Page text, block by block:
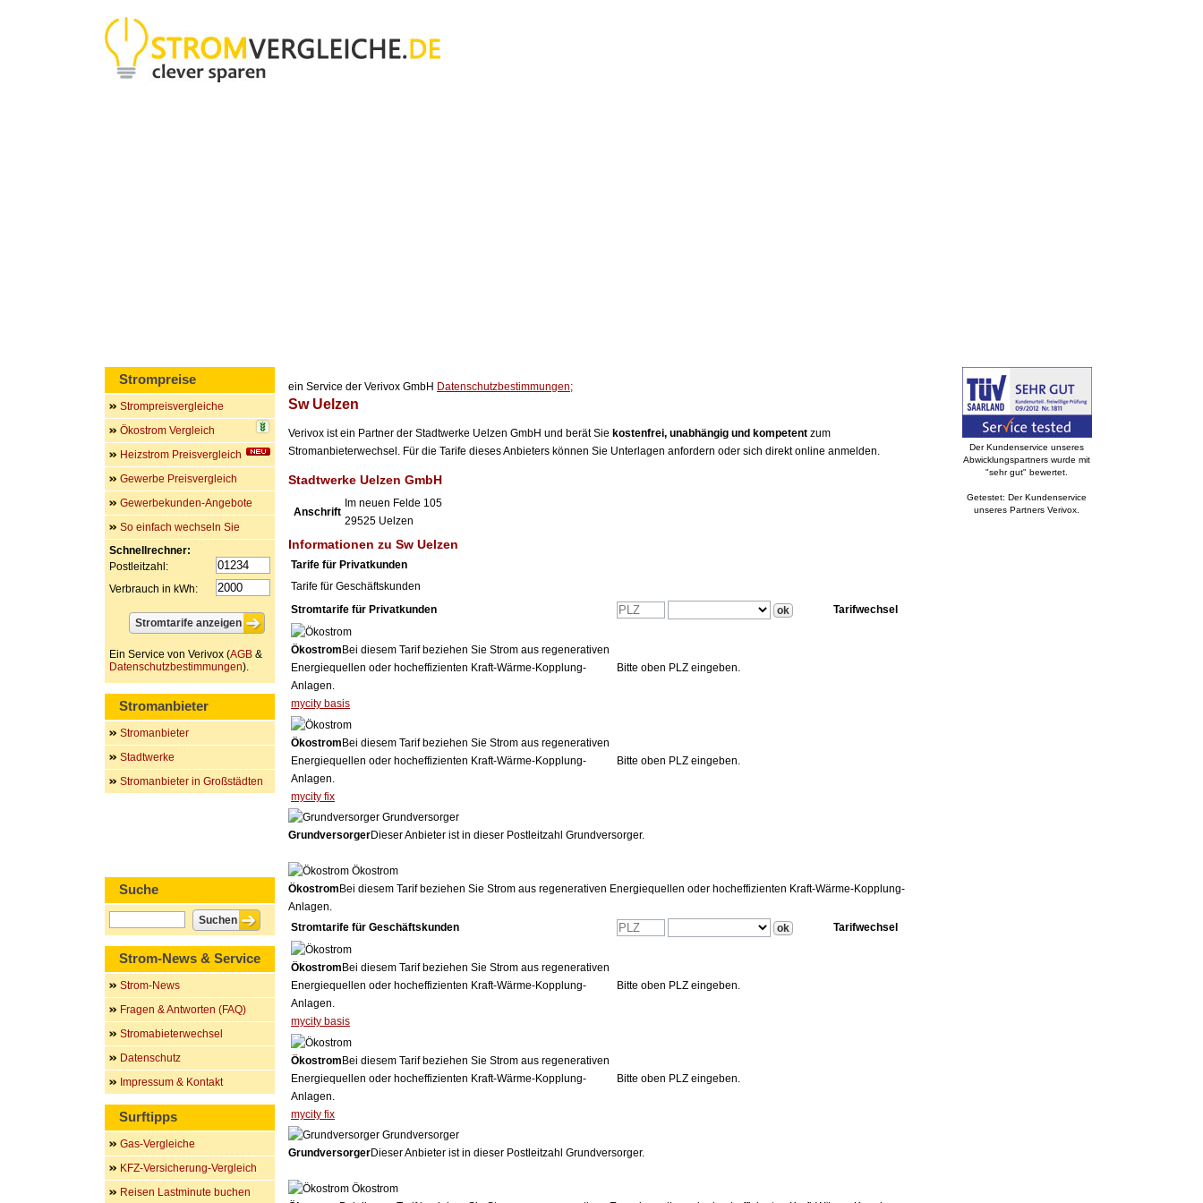
ein Service der Verivox GmbH Datenschutzbestimmungen;
Sw Uelzen
Verivox ist ein Partner der Stadtwerke Uelzen GmbH und berät Sie kostenfrei, unabhängig und kompetent zum
Stromanbieterwechsel. Für die Tarife dieses Anbieters können Sie Unterlagen anfordern oder sich direkt online anmelden.
Stadtwerke Uelzen GmbH
Anschrift
Im neuen Felde 105
29525 Uelzen
Informationen zu Sw Uelzen
Tarife für Privatkunden
Tarife für Geschäftskunden
Stromtarife für Privatkunden
Tarifwechsel
Ökostrom Bei diesem Tarif beziehen Sie Strom aus regenerativen
Energiequellen oder hocheffizienten Kraft-Wärme-Kopplung-
Anlagen.
mycity basis
Bitte oben PLZ eingeben.
Ökostrom Bei diesem Tarif beziehen Sie Strom aus regenerativen
Energiequellen oder hocheffizienten Kraft-Wärme-Kopplung-
Anlagen.
mycity fix
Bitte oben PLZ eingeben.
Grundversorger
GrundversorgerDieser Anbieter ist in dieser Postleitzahl Grundversorger.
Ökostrom
Ökostrom Bei diesem Tarif beziehen Sie Strom aus regenerativen Energiequellen oder hocheffizienten Kraft-Wärme-Kopplung-
Anlagen.
Stromtarife für Geschäftskunden
Tarifwechsel
Ökostrom Bei diesem Tarif beziehen Sie Strom aus regenerativen
Energiequellen oder hocheffizienten Kraft-Wärme-Kopplung-
Anlagen.
mycity basis
Bitte oben PLZ eingeben.
Ökostrom Bei diesem Tarif beziehen Sie Strom aus regenerativen
Energiequellen oder hocheffizienten Kraft-Wärme-Kopplung-
Anlagen.
mycity fix
Bitte oben PLZ eingeben.
Grundversorger
GrundversorgerDieser Anbieter ist in dieser Postleitzahl Grundversorger.
Ökostrom
Strompreise
Strompreisvergleiche
Ökostrom Vergleich
Heizstrom Preisvergleich
Gewerbe Preisvergleich
Gewerbekunden-Angebote
So einfach wechseln Sie
Schnellrechner:
Postleitzahl:
Verbrauch in kWh:
Ein Service von Verivox (AGB &
Datenschutzbestimmungen).
Stromanbieter
Stromanbieter
Stadtwerke
Stromanbieter in Großstädten
Suche
Strom-News & Service
Strom-News
Fragen & Antworten (FAQ)
Stromabieterwechsel
Datenschutz
Impressum & Kontakt
Surftipps
Gas-Vergleiche
KFZ-Versicherung-Vergleich
Reisen Lastminute buchen
Der Kundenservice unseres
Abwicklungspartners wurde mit
"sehr gut" bewertet.
Getestet: Der Kundenservice
unseres Partners Verivox.